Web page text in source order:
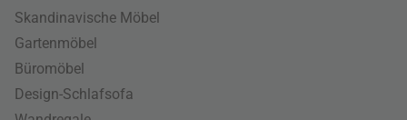
Skandinavische Möbel
Gartenmöbel
Büromöbel
Design-Schlafsofa